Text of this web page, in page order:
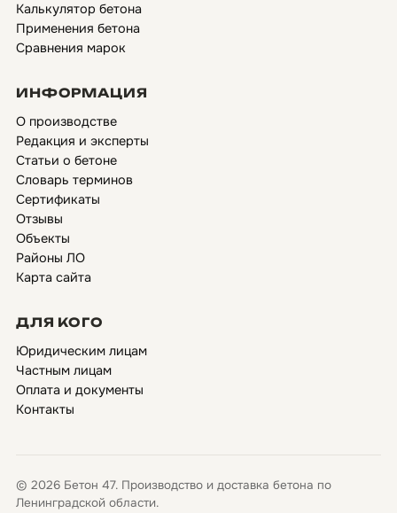
Калькулятор бетона
Применения бетона
Сравнения марок
ИНФОРМАЦИЯ
О производстве
Редакция и эксперты
Статьи о бетоне
Словарь терминов
Сертификаты
Отзывы
Объекты
Районы ЛО
Карта сайта
ДЛЯ КОГО
Юридическим лицам
Частным лицам
Оплата и документы
Контакты
© 2026 Бетон 47. Производство и доставка бетона по
Ленинградской области.